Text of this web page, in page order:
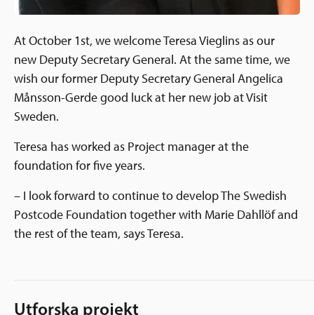
At October 1st, we welcome Teresa Vieglins as our
new Deputy Secretary General. At the same time, we
wish our former Deputy Secretary General Angelica
Månsson-Gerde good luck at her new job at Visit
Sweden.
Teresa has worked as Project manager at the
foundation for five years.
– I look forward to continue to develop The Swedish
Postcode Foundation together with Marie Dahllöf and
the rest of the team, says Teresa.
Utforska projekt